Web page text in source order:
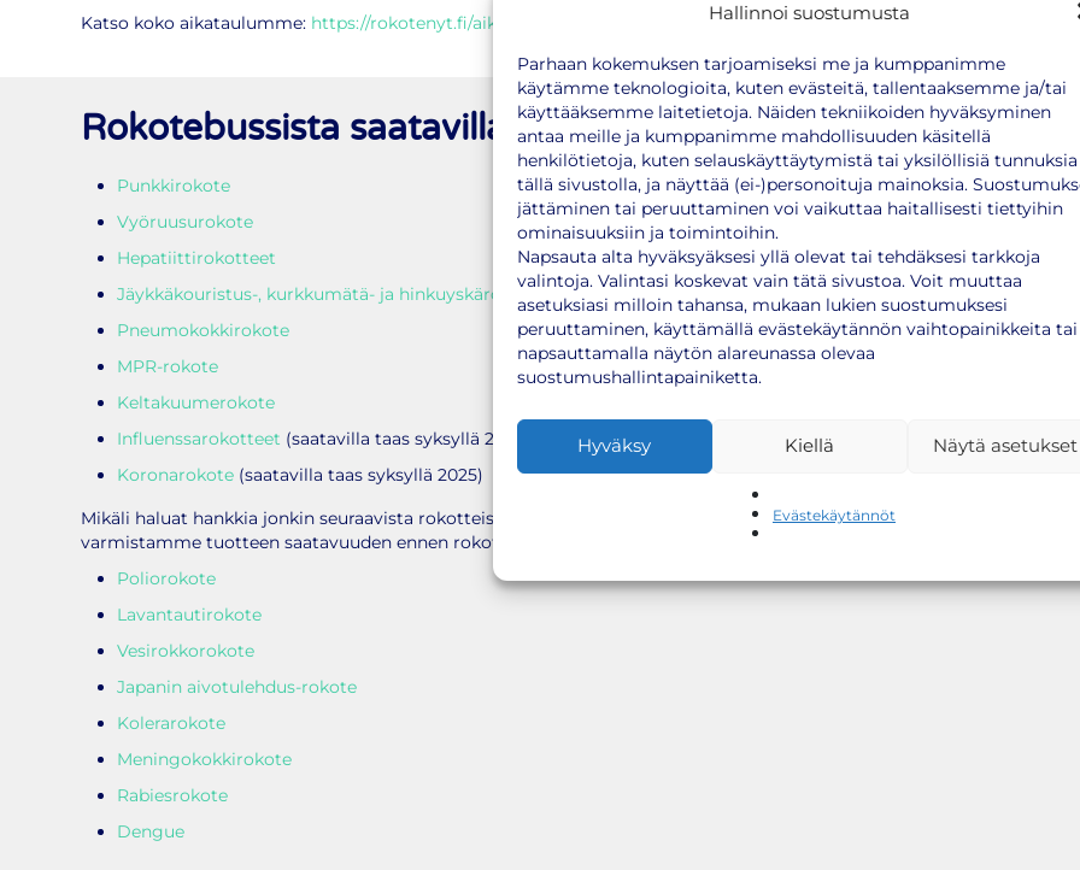
Hallinnoi suostumusta
Parhaan kokemuksen tarjoamiseksi me ja kumppanimme
käytämme teknologioita, kuten evästeitä, tallentaaksemme ja/tai
käyttääksemme laitetietoja. Näiden tekniikoiden hyväksyminen
antaa meille ja kumppanimme mahdollisuuden käsitellä
henkilötietoja, kuten selauskäyttäytymistä tai yksilöllisiä tunnuksia
tällä sivustolla, ja näyttää (ei-)personoituja mainoksia.
jättäminen tai peruuttaminen voi vaikuttaa haitallisesti tiettyihin
ominaisuuksiin ja toimintoihin.
Napsauta alta hyväksyäksesi yllä olevat tai tehdäksesi tarkkoja
valintoja. Valintasi koskevat vain tätä sivustoa. Voit muuttaa
asetuksiasi milloin tahansa, mukaan lukien suostumuksesi
peruuttaminen, käyttämällä evästekäytännön vaihtopainikkeita tai
napsauttamalla näytön alareunassa olevaa
suostumushallintapainiketta.
Hyväksy Kiellä Näytä asetukset
Evästekäytännöt
Katso koko aikataulumme: https://rokotenyt.fi/aikataulu/
Rokotebussista saatavilla mm:
Punkkirokote
Vyöruusurokote
Hepatiittirokotteet
Jäykkäkouristus-, kurkkumätä- ja hinkuyskärokote
Pneumokokkirokote
MPR-rokote
Keltakuumerokote
Influenssarokotteet (saatavilla taas syksyllä 2025)
Koronarokote (saatavilla taas syksyllä 2025)
Mikäli haluat hankkia jonkin seuraavista rokotteista rokotebussilta, laitathan meille viestiäinfo(at)rokotenyt.fi
varmistamme tuotteen saatavuuden ennen rokotusbussille tuloasi:
Poliorokote
Lavantautirokote
Vesirokkorokote
Japanin aivotulehdus-rokote
Kolerarokote
Meningokokkirokote
Rabiesrokote
Dengue